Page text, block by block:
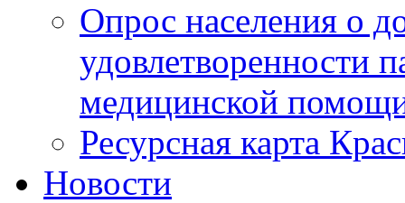
Опрос населения о
удовлетворенности
медицинской
Ресурсная карта
Новости